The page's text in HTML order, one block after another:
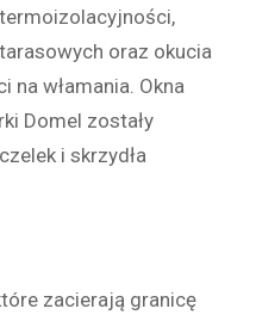
oraz okucia
na włamania. Okna
Domel zostały
i skrzydła
zacierają granicę